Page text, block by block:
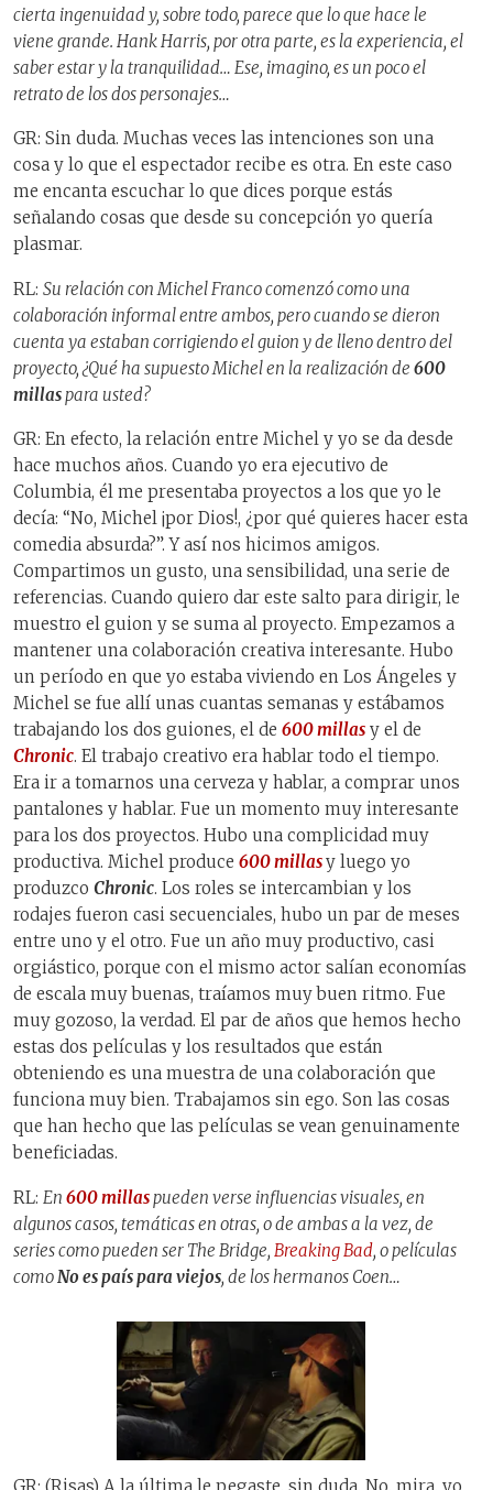
cierta ingenuidad y, sobre todo, parece que lo que hace le
viene grande. Hank Harris, por otra parte, es la experiencia, el
saber estar y la tranquilidad… Ese, imagino, es un poco el
retrato de los dos personajes…
GR: Sin duda. Muchas veces las intenciones son una
cosa y lo que el espectador recibe es otra. En este caso
me encanta escuchar lo que dices porque estás
señalando cosas que desde su concepción yo quería
plasmar.
RL: Su relación con Michel Franco comenzó como una
colaboración informal entre ambos, pero cuando se dieron
cuenta ya estaban corrigiendo el guion y de lleno dentro del
proyecto, ¿Qué ha supuesto Michel en la realización de 600
millaspara usted?
GR: En efecto, la relación entre Michel y yo se da desde
hace muchos años. Cuando yo era ejecutivo de
Columbia, él me presentaba proyectos a los que yo le
decía: “No, Michel ¡por Dios!, ¿por qué quieres hacer esta
comedia absurda?”. Y así nos hicimos amigos.
Compartimos un gusto, una sensibilidad, una serie de
referencias. Cuando quiero dar este salto para dirigir, le
muestro el guion y se suma al proyecto. Empezamos a
mantener una colaboración creativa interesante. Hubo
un período en que yo estaba viviendo en Los Ángeles y
Michel se fue allí unas cuantas semanas y estábamos
trabajando los dos guiones, el de 600 millas y el de
Chronic. El trabajo creativo era hablar todo el tiempo.
Era ir a tomarnos una cerveza y hablar, a comprar unos
pantalones y hablar. Fue un momento muy interesante
para los dos proyectos. Hubo una complicidad muy
productiva. Michel produce 600 millasy luego yo
produzco Chronic. Los roles se intercambian y los
rodajes fueron casi secuenciales, hubo un par de meses
entre uno y el otro. Fue un año muy productivo, casi
orgiástico, porque con el mismo actor salían economías
de escala muy buenas, traíamos muy buen ritmo. Fue
muy gozoso, la verdad. El par de años que hemos hecho
estas dos películas y los resultados que están
obteniendo es una muestra de una colaboración que
funciona muy bien. Trabajamos sin ego. Son las cosas
que han hecho que las películas se vean genuinamente
beneficiadas.
RL: En 600 millaspueden verse influencias visuales, en
algunos casos, temáticas en otras, o de ambas a la vez, de
series como pueden ser The Bridge, Breaking Bad, o películas
comoNo es país para viejos, de los hermanos Coen…